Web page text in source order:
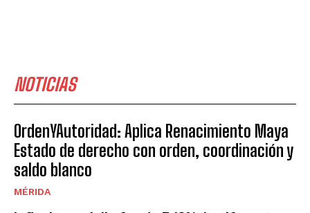
NOTICIAS
OrdenYAutoridad: Aplica Renacimiento Maya
Estado de derecho con orden, coordinación y
saldo blanco
MÉRIDA